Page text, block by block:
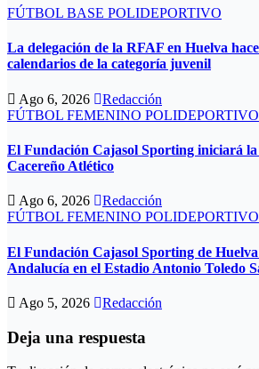
FÚTBOL BASE POLIDEPORTIVO
La delegación de la RFAF en Huelva
calendarios de la categoría juvenil
Ago 6, 2026
Redacción
FÚTBOL FEMENINO POLIDEPORTIVO
El Fundación Cajasol Sporting iniciará
Cacereño Atlético
Ago 6, 2026
Redacción
FÚTBOL FEMENINO POLIDEPORTIVO
El Fundación Cajasol Sporting de
Andalucía en el Estadio Antonio Toledo
Ago 5, 2026 Redacción
Deja una respuesta